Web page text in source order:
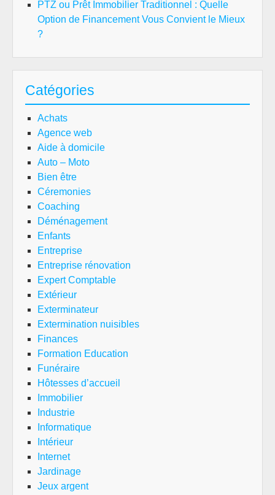
PTZ ou Prêt Immobilier Traditionnel : Quelle
Option de Financement Vous Convient le Mieux
?
Catégories
Achats
Agence web
Aide à domicile
Auto – Moto
Bien être
Céremonies
Coaching
Déménagement
Enfants
Entreprise
Entreprise rénovation
Expert Comptable
Extérieur
Exterminateur
Extermination nuisibles
Finances
Formation Education
Funéraire
Hôtesses d’accueil
Immobilier
Industrie
Informatique
Intérieur
Internet
Jardinage
Jeux argent